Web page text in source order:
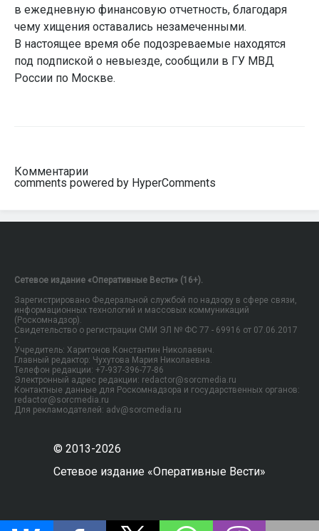
в ежедневную финансовую отчетность, благодаря
чему хищения оставались незамеченными.
В настоящее время обе подозреваемые находятся
под подпиской о невыезде, сообщили в ГУ МВД
России по Москве.
Комментарии
comments powered by HyperComments
Сетевое издание «Оперативные Вести» (16+).
Зарегистрировано Федеральной службой по надзору в сфере связи,
информационных технологий и массовых коммуникаций
(Роскомнадзор).
Свидетельство о регистрации СМИ ЭЛ № ФС 77 - 69916 от 07.06.2017
г.
Учредитель: Харитонов Константин Николаевич.
Главный редактор: Чухутова Мария Николаевна.
Телефон редакции: +7-937-396-77-86
Электронный адрес редакции: redactor@sorcmedia.ru
Контактные данные для Роскомнадзора и государственных органов:
redactor@sorcmedia.ru
Для рекламодателей: adv@sorcmedia.ru
© 2013-2026
Сетевое издание «Оперативные Вести»